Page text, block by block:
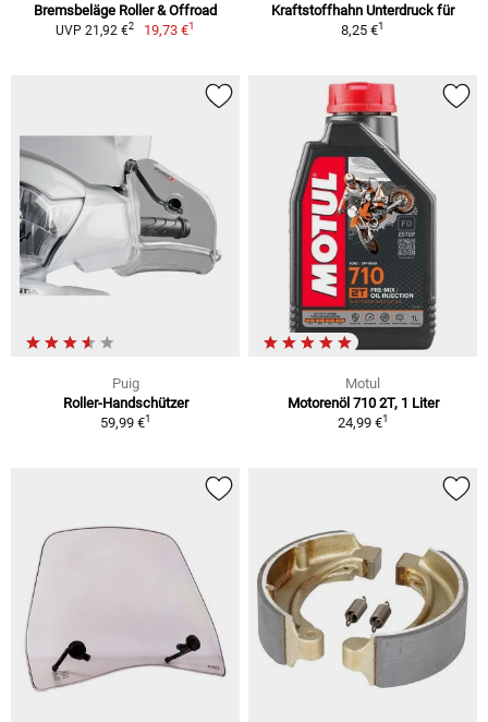
Bremsbeläge Roller & Offroad
UVP 21,92 €2 19,73 €1
Kraftstoffhahn Unterdruck für
8,25 €1
Puig
Roller-Handschützer
59,99 €1
Motul
Motorenöl 710 2T, 1 Liter
24,99 €1